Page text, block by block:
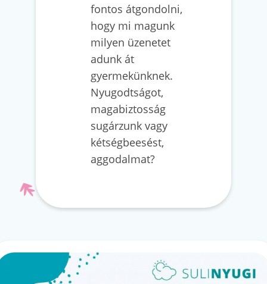
fontos átgondolni,
hogy mi magunk
milyen üzenetet
adunk át
gyermekünknek.
Nyugodtságot,
magabiztosság
sugárzunk vagy
kétségbeesést,
aggodalmat?